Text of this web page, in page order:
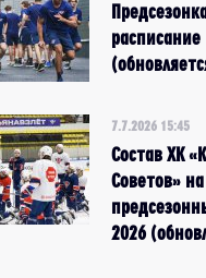
расписание
7.7.2026 15:45
Состав ХК
Советов» на
2026